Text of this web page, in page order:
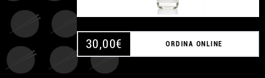
30,00€ ORDINA ONLINE